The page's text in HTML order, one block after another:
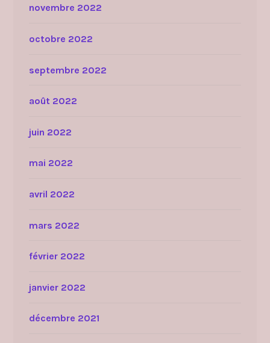
novembre 2022
octobre 2022
septembre 2022
août 2022
juin 2022
mai 2022
avril 2022
mars 2022
février 2022
janvier 2022
décembre 2021